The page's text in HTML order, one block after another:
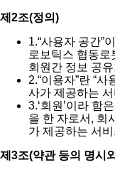
제2조(정의)
1.“사용자 공간”
로보틱스 협동로
회원간 정보 공
2.“이용자”란 “
사가 제공하는
3.‘회원’이라 함
을 한 자로서, 회
가 제공하는 서
제3조(약관 등의 명시